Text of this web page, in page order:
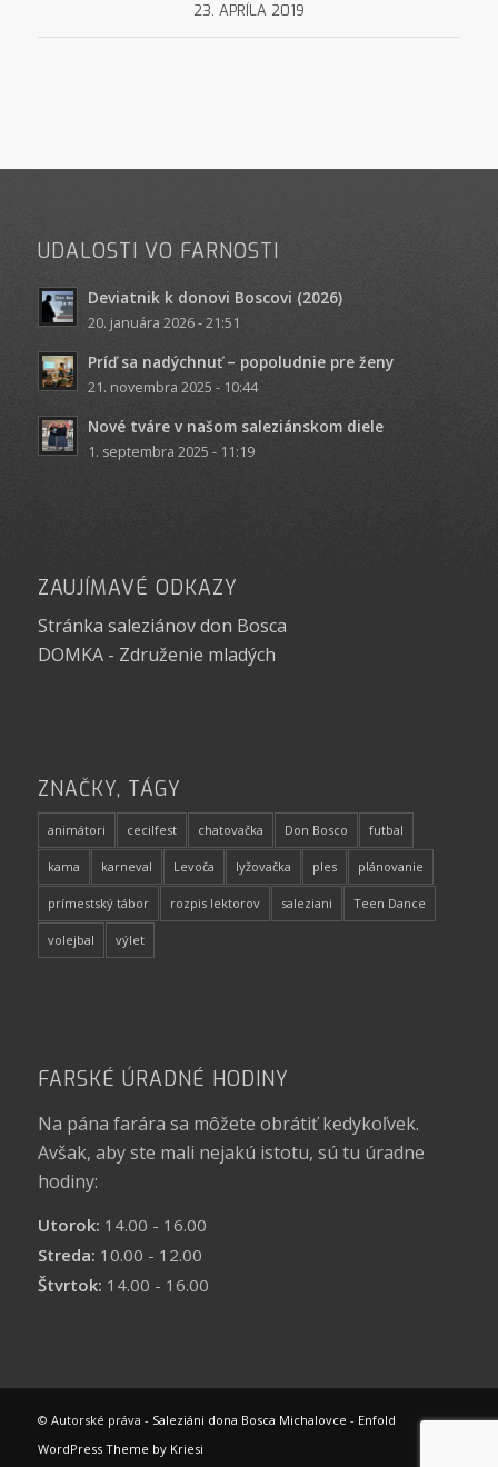
23. APRÍLA 2019
UDALOSTI VO FARNOSTI
Deviatnik k donovi Boscovi (2026)
20. januára 2026 - 21:51
Príď sa nadýchnuť – popoludnie pre ženy
21. novembra 2025 - 10:44
Nové tváre v našom saleziánskom diele
1. septembra 2025 - 11:19
ZAUJÍMAVÉ ODKAZY
Stránka saleziánov don Bosca
DOMKA - Združenie mladých
ZNAČKY, TÁGY
animátori cecilfest chatovačka Don Bosco futbal
kama karneval Levoča lyžovačka ples plánovanie
prímestský tábor rozpis lektorov saleziani Teen Dance
volejbal výlet
FARSKÉ ÚRADNÉ HODINY
Na pána farára sa môžete obrátiť kedykoľvek.
Avšak, aby ste mali nejakú istotu, sú tu úradne
hodiny:
Utorok: 14.00 - 16.00
Streda: 10.00 - 12.00
Štvrtok: 14.00 - 16.00
© Autorské práva - Saleziáni dona Bosca Michalovce - Enfold
WordPress Theme by Kriesi